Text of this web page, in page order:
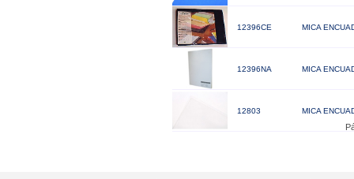
12396CE MICA
12396NA MICA
12803 MICA